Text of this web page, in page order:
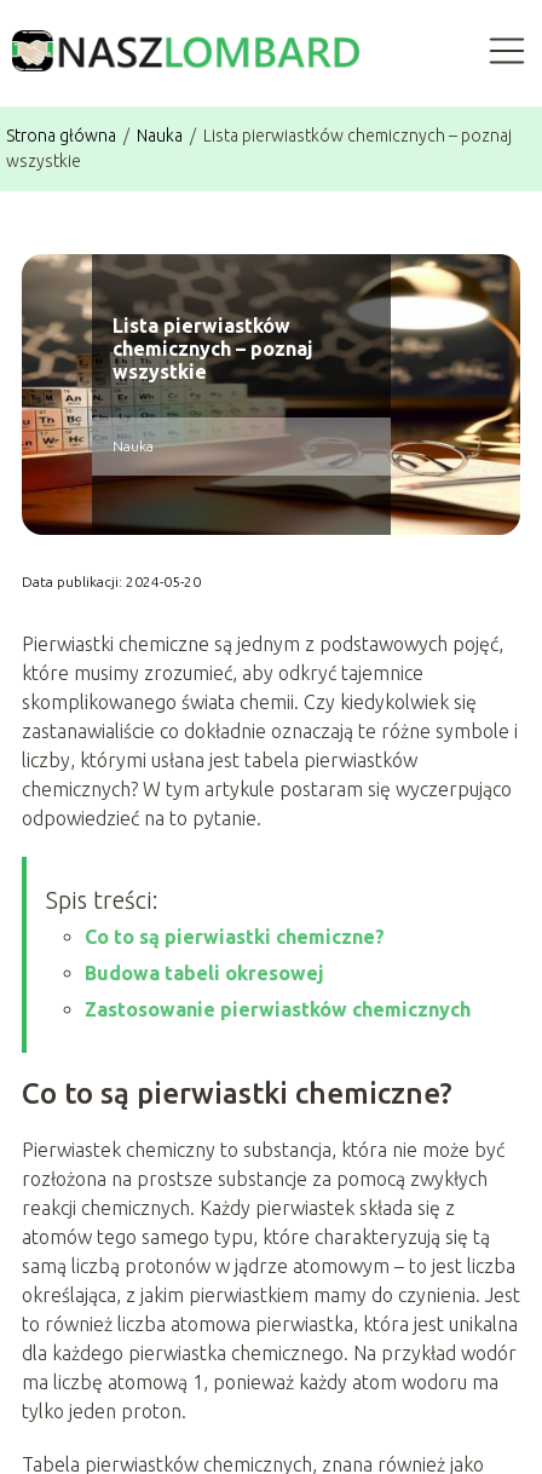
Strona główna / Nauka / Lista pierwiastków chemicznych – poznaj
wszystkie
Lista pierwiastków
chemicznych – poznaj
wszystkie
Nauka
Data publikacji: 2024-05-20
Pierwiastki chemiczne są jednym z podstawowych pojęć,
które musimy zrozumieć, aby odkryć tajemnice
skomplikowanego świata chemii. Czy kiedykolwiek się
zastanawialiście co dokładnie oznaczają te różne symbole i
liczby, którymi usłana jest tabela pierwiastków
chemicznych? W tym artykule postaram się wyczerpująco
odpowiedzieć na to pytanie.
Spis treści:
Co to są pierwiastki chemiczne?
Budowa tabeli okresowej
Zastosowanie pierwiastków chemicznych
Co to są pierwiastki chemiczne?
Pierwiastek chemiczny to substancja, która nie może być
rozłożona na prostsze substancje za pomocą zwykłych
reakcji chemicznych. Każdy pierwiastek składa się z
atomów tego samego typu, które charakteryzują się tą
samą liczbą protonów w jądrze atomowym – to jest liczba
określająca, z jakim pierwiastkiem mamy do czynienia. Jest
to również liczba atomowa pierwiastka, która jest unikalna
dla każdego pierwiastka chemicznego. Na przykład wodór
ma liczbę atomową 1, ponieważ każdy atom wodoru ma
tylko jeden proton.
Tabela pierwiastków chemicznych, znana również jako